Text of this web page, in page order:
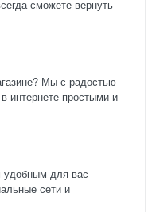
сможете вернуть
Мы с радостью
интернете простыми и
для вас
сети и